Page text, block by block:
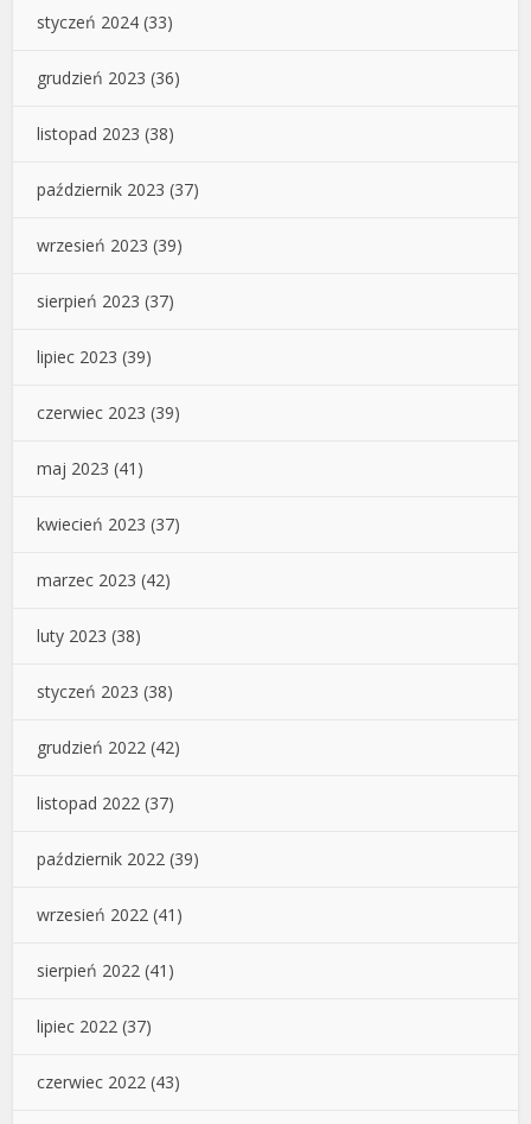
styczeń 2024 (33)
grudzień 2023 (36)
listopad 2023 (38)
październik 2023 (37)
wrzesień 2023 (39)
sierpień 2023 (37)
lipiec 2023 (39)
czerwiec 2023 (39)
maj 2023 (41)
kwiecień 2023 (37)
marzec 2023 (42)
luty 2023 (38)
styczeń 2023 (38)
grudzień 2022 (42)
listopad 2022 (37)
październik 2022 (39)
wrzesień 2022 (41)
sierpień 2022 (41)
lipiec 2022 (37)
czerwiec 2022 (43)